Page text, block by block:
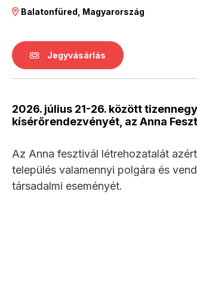
Balatonfüred, Magyarország
Jegyvásárlás
2026. július 21-26. között
kísérőrendezvényét, az Anna
Az Anna fesztivál létrehozatalát
település valamennyi polgára és
társadalmi eseményét.